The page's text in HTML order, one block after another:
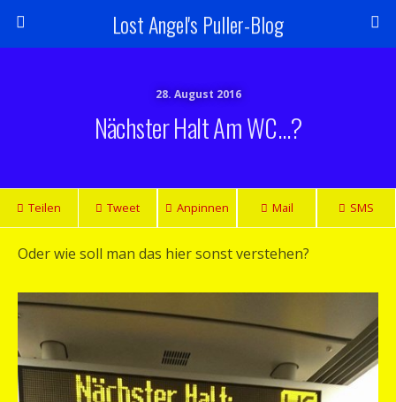
Lost Angel's Puller-Blog
28. August 2016
Nächster Halt Am WC…?
Teilen Tweet Anpinnen Mail SMS
Oder wie soll man das hier sonst verstehen?